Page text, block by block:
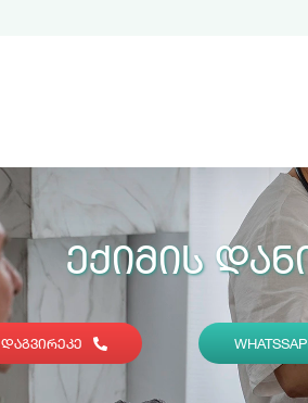
Ექიმის
ᲓᲐᲒᲕᲘᲠᲔᲙᲔ